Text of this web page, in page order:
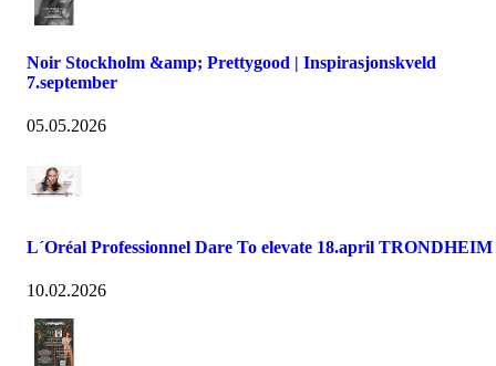
Noir Stockholm &amp; Prettygood | Inspirasjonskveld
7.september
05.05.2026
L´Oréal Professionnel Dare To elevate 18.april TRONDHEIM
10.02.2026